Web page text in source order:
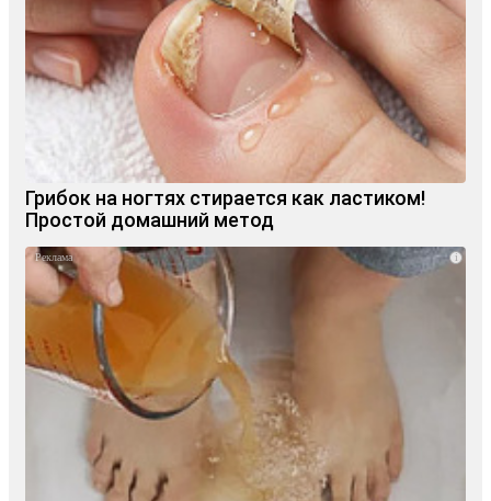
Грибок на ногтях стирается как ластиком!
Простой домашний метод
i